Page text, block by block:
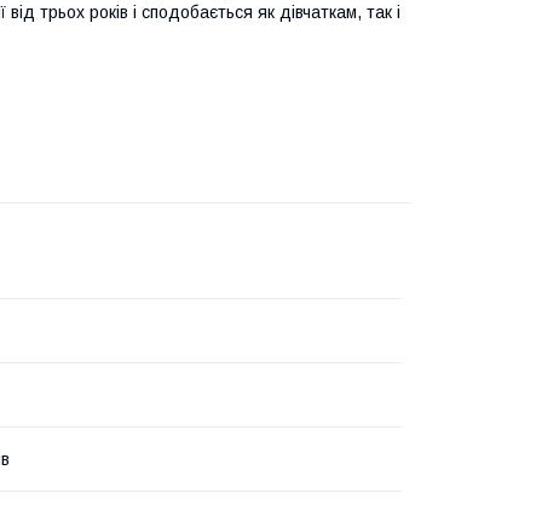
трьох років і сподобається як дівчаткам, так і